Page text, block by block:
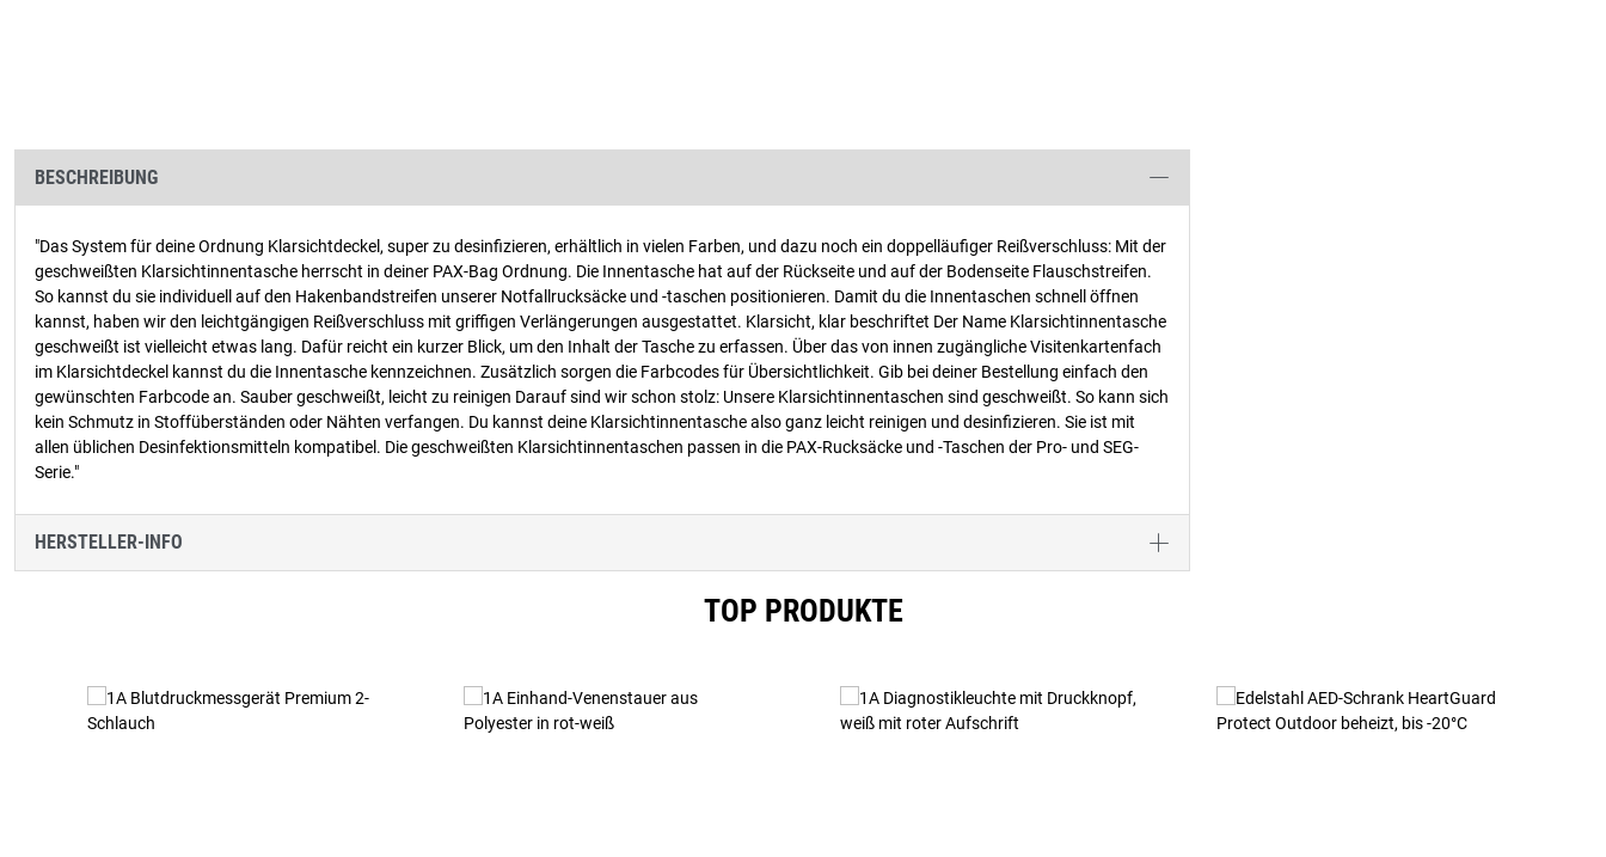
BESCHREIBUNG
"Das System für deine Ordnung Klarsichtdeckel, super zu desinfizieren, erhältlich in vielen Farben, und dazu noch ein doppelläufiger Reißverschluss: Mit der
geschweißten Klarsichtinnentasche herrscht in deiner PAX-Bag Ordnung. Die Innentasche hat auf der Rückseite und auf der Bodenseite Flauschstreifen.
So kannst du sie individuell auf den Hakenbandstreifen unserer Notfallrucksäcke und -taschen positionieren. Damit du die Innentaschen schnell öffnen
kannst, haben wir den leichtgängigen Reißverschluss mit griffigen Verlängerungen ausgestattet. Klarsicht, klar beschriftet Der Name Klarsichtinnentasche
geschweißt ist vielleicht etwas lang. Dafür reicht ein kurzer Blick, um den Inhalt der Tasche zu erfassen. Über das von innen zugängliche Visitenkartenfach
im Klarsichtdeckel kannst du die Innentasche kennzeichnen. Zusätzlich sorgen die Farbcodes für Übersichtlichkeit. Gib bei deiner Bestellung einfach den
gewünschten Farbcode an. Sauber geschweißt, leicht zu reinigen Darauf sind wir schon stolz: Unsere Klarsichtinnentaschen sind geschweißt. So kann sich
kein Schmutz in Stoffüberständen oder Nähten verfangen. Du kannst deine Klarsichtinnentasche also ganz leicht reinigen und desinfizieren. Sie ist mit
allen üblichen Desinfektionsmitteln kompatibel. Die geschweißten Klarsichtinnentaschen passen in die PAX-Rucksäcke und -Taschen der Pro- und SEG-
Serie."
HERSTELLER-INFO
TOP PRODUKTE